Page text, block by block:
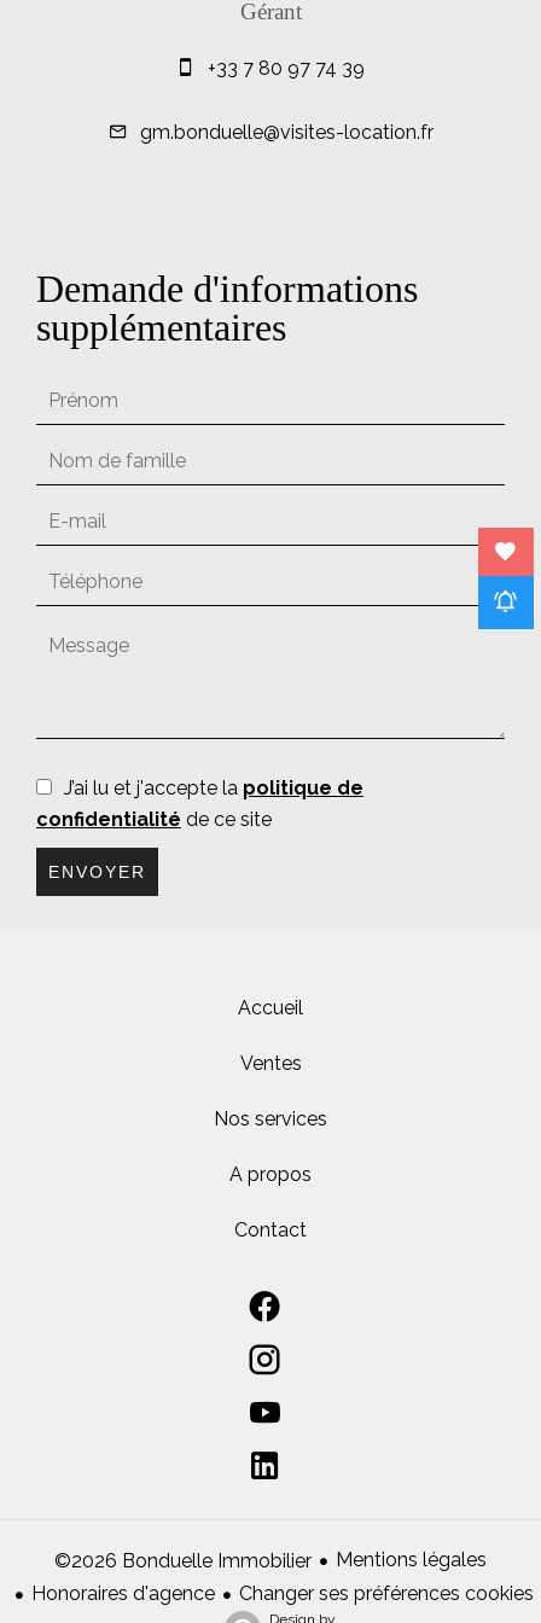
Gérant
+33 7 80 97 74 39
gm.bonduelle@visites-location.fr
Demande d'informations
supplémentaires
J’ai lu et j'accepte la politique de
confidentialité de ce site
ENVOYER
Accueil
Ventes
Nos services
A propos
Contact
©2026 Bonduelle Immobilier
Mentions légales
Honoraires d'agence
Changer ses préférences cookies
Design by